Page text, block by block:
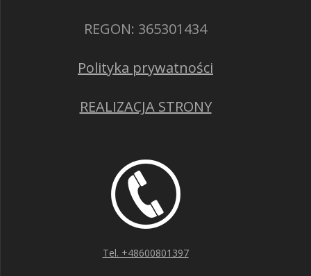
REGON: 365301434
Polityka prywatności
REALIZACJA STRONY
Tel. +48600801397